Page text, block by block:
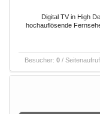
Digital TV in High
hochauflösende
Besucher: 0/